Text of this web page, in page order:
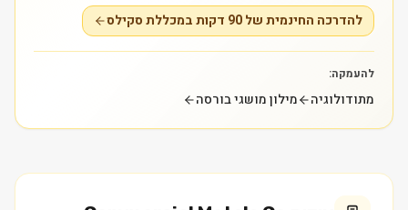
להדרכה החינמית של 90 דקות במכללת סקילס
להעמקה:
מתודולוגיה מילון מושגי בורסה